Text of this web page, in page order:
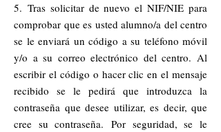
5. Tras solicitar de nuevo el NIF/NIE para
comprobar que es usted alumno/a del centro
se le enviará un código a su teléfono móvil
y/o a su correo electrónico del centro. Al
escribir el código o hacer clic en el mensaje
recibido se le pedirá que introduzca la
contraseña que desee utilizar, es decir, que
cree su contraseña. Por seguridad, se le